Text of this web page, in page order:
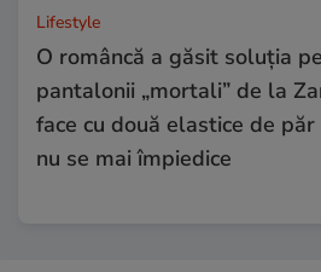
Lifestyle
O româncă a găsit soluția
pantalonii „mortali” de la
face cu două elastice de păr
nu se mai împiedice